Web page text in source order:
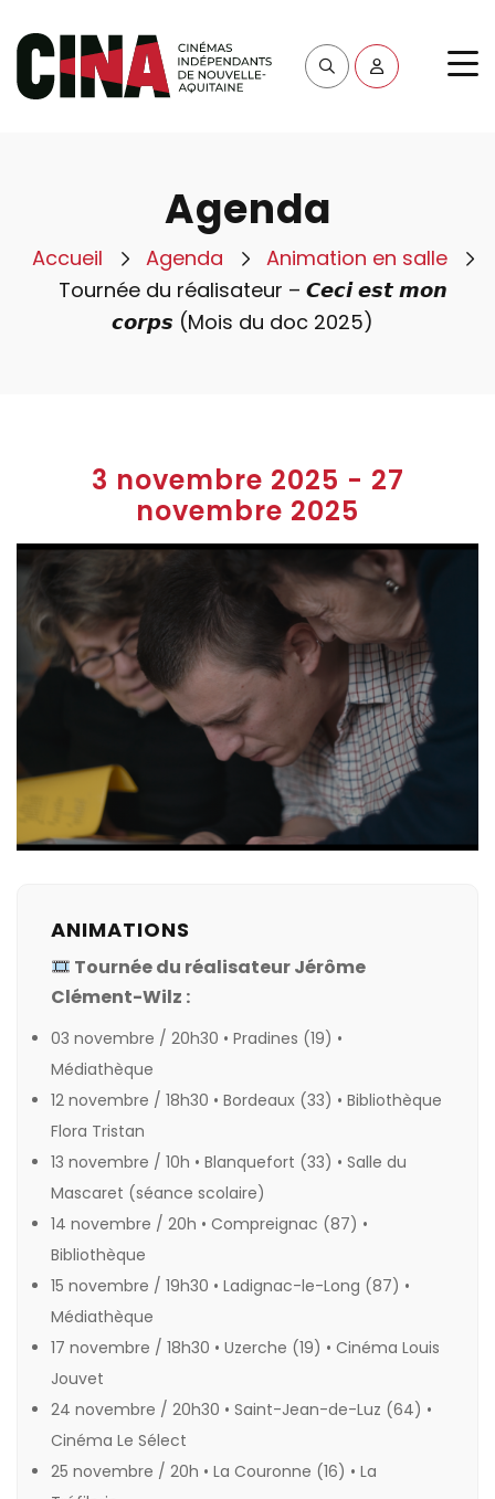
Agenda
Accueil Agenda
Animation en salle
Tournée du réalisateur – 𝘾𝙚𝙘𝙞 𝙚𝙨𝙩 𝙢𝙤𝙣
𝙘𝙤𝙧𝙥𝙨 (Mois du doc 2025)
3 novembre 2025 - 27
novembre 2025
ANIMATIONS
Tournée du réalisateur Jérôme
Clément-Wilz :
03 novembre / 20h30 • Pradines (19) •
Médiathèque
12 novembre / 18h30 • Bordeaux (33) • Bibliothèque
Flora Tristan
13 novembre / 10h • Blanquefort (33) • Salle du
Mascaret (séance scolaire)
14 novembre / 20h • Compreignac (87) •
Bibliothèque
15 novembre / 19h30 • Ladignac-le-Long (87) •
Médiathèque
17 novembre / 18h30 • Uzerche (19) • Cinéma Louis
Jouvet
24 novembre / 20h30 • Saint-Jean-de-Luz (64) •
Cinéma Le Sélect
25 novembre / 20h • La Couronne (16) • La